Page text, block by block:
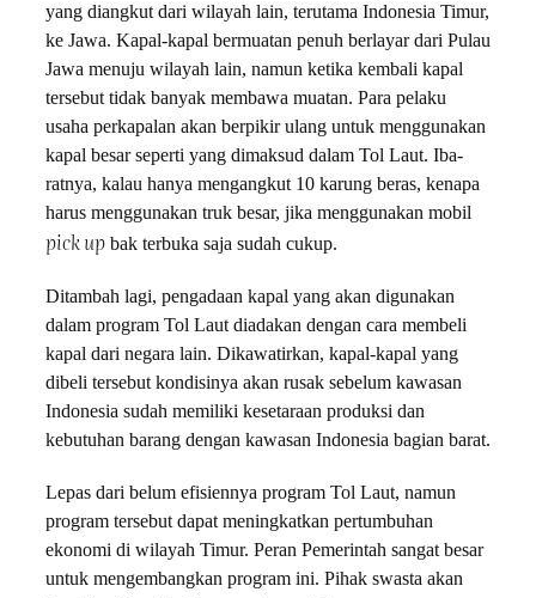
yang diangkut dari wilayah lain, terutama Indonesia Timur,
ke Jawa. Kapal-kapal bermuatan penuh berlayar dari Pulau
Jawa menuju wilayah lain, namun ketika kembali kapal
tersebut tidak banyak membawa muatan. Para pelaku
usaha perkapalan akan berpikir ulang untuk menggu­nakan
kapal besar seperti yang dimaksud dalam Tol Laut. Iba­
ratnya, kalau hanya mengangkut 10 karung beras, kenapa
harus meng­gunakan truk besar, jika menggunakan mobil
pick up bak terbuka saja sudah cukup.
Ditambah lagi, pengadaan kapal yang akan digunakan
dalam program Tol Laut diadakan dengan cara membeli
kapal dari negara lain. Dikawatirkan, kapal-kapal yang
dibeli tersebut kondisinya akan rusak sebelum kawasan
Indonesia sudah memiliki kesetaraan produksi dan
kebutuhan barang dengan kawasan Indonesia bagian barat.
Lepas dari belum efisiennya program Tol Laut, namun
program tersebut dapat meningkatkan pertumbuhan
ekonomi di wilayah Timur. Peran Pemerintah sangat besar
untuk mengem­bangkan program ini. Pihak swasta akan